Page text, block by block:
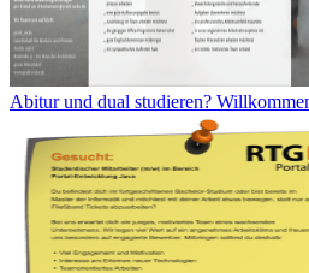
Abitur und dual studieren?